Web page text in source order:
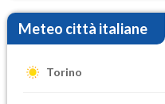
Meteo città italiane
Torino